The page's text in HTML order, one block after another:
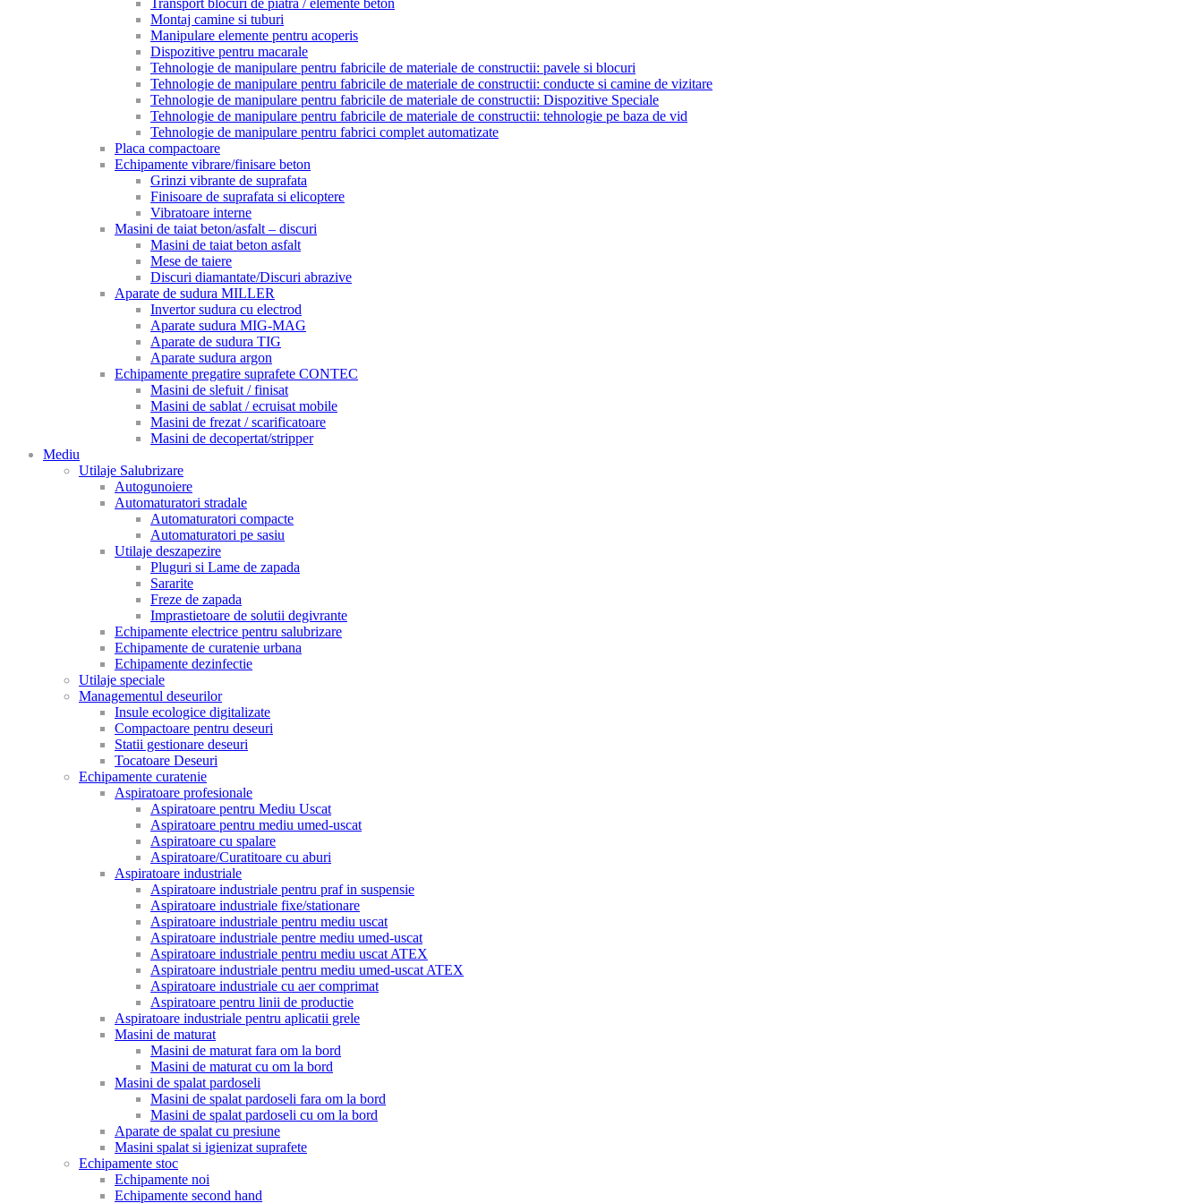
Transport blocuri de piatra / elemente beton
Montaj camine si tuburi
Manipulare elemente pentru acoperis
Dispozitive pentru macarale
Tehnologie de manipulare pentru fabricile de materiale de constructii: pavele si blocuri
Tehnologie de manipulare pentru fabricile de materiale de constructii: conducte si camine de vizitare
Tehnologie de manipulare pentru fabricile de materiale de constructii: Dispozitive Speciale
Tehnologie de manipulare pentru fabricile de materiale de constructii: tehnologie pe baza de vid
Tehnologie de manipulare pentru fabrici complet automatizate
Placa compactoare
Echipamente vibrare/finisare beton
Grinzi vibrante de suprafata
Finisoare de suprafata si elicoptere
Vibratoare interne
Masini de taiat beton/asfalt – discuri
Masini de taiat beton asfalt
Mese de taiere
Discuri diamantate/Discuri abrazive
Aparate de sudura MILLER
Invertor sudura cu electrod
Aparate sudura MIG-MAG
Aparate de sudura TIG
Aparate sudura argon
Echipamente pregatire suprafete CONTEC
Masini de slefuit / finisat
Masini de sablat / ecruisat mobile
Masini de frezat / scarificatoare
Masini de decopertat/stripper
Mediu
Utilaje Salubrizare
Autogunoiere
Automaturatori stradale
Automaturatori compacte
Automaturatori pe sasiu
Utilaje deszapezire
Pluguri si Lame de zapada
Sararite
Freze de zapada
Imprastietoare de solutii degivrante
Echipamente electrice pentru salubrizare
Echipamente de curatenie urbana
Echipamente dezinfectie
Utilaje speciale
Managementul deseurilor
Insule ecologice digitalizate
Compactoare pentru deseuri
Statii gestionare deseuri
Tocatoare Deseuri
Echipamente curatenie
Aspiratoare profesionale
Aspiratoare pentru Mediu Uscat
Aspiratoare pentru mediu umed-uscat
Aspiratoare cu spalare
Aspiratoare/Curatitoare cu aburi
Aspiratoare industriale
Aspiratoare industriale pentru praf in suspensie
Aspiratoare industriale fixe/stationare
Aspiratoare industriale pentru mediu uscat
Aspiratoare industriale pentre mediu umed-uscat
Aspiratoare industriale pentru mediu uscat ATEX
Aspiratoare industriale pentru mediu umed-uscat ATEX
Aspiratoare industriale cu aer comprimat
Aspiratoare pentru linii de productie
Aspiratoare industriale pentru aplicatii grele
Masini de maturat
Masini de maturat fara om la bord
Masini de maturat cu om la bord
Masini de spalat pardoseli
Masini de spalat pardoseli fara om la bord
Masini de spalat pardoseli cu om la bord
Aparate de spalat cu presiune
Masini spalat si igienizat suprafete
Echipamente stoc
Echipamente noi
Echipamente second hand